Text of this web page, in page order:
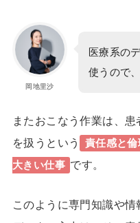
岡地里沙
医療系の
使うので、
またおこなう作業は、
を扱うという
責任感と
大きい仕事 です。
このように専門知識や